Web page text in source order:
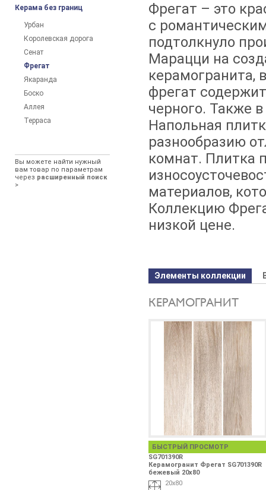
Керама без границ
Урбан
Королевская дорога
Сенат
Фрегат
Якаранда
Боско
Аллея
Терраса
Вы можете найти нужный
вам товар по параметрам
через расширенный поиск
>
Фрегат – это
с
подтолкнуло
Марацци на
керамогранита,
фрегат
черного. Также
Напольная
разнообразию
комнат. Плитка
материалов,
Коллекцию
низкой цене.
Элементы коллекции
КЕРАМОГРАНИТ
БЫСТРЫЙ ПРОСМОТР
SG701390R
Керамогранит Фрегат SG701390R
бежевый 20x80
20x80